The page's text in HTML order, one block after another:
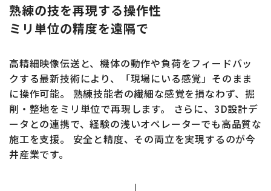
熟練の技を再現する操作性
ミリ単位の精度を遠隔で
高精細映像伝送と、機体の動作や負荷をフィードバッ
クする最新技術により、「現場にいる感覚」そのまま
に操作可能。
熟練技能者の繊細な感覚を損なわず、掘
削・整地をミリ単位で再現します。
さらに、3D設計デ
ータとの連携で、経験の浅いオペレーターでも高品質な
施工を支援。
安全と精度、その両立を実現するのが今
井産業です。